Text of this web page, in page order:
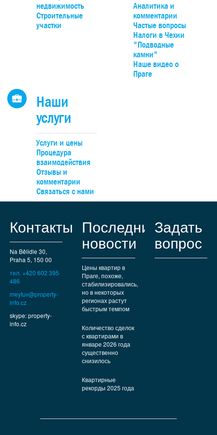
парк Гржебени. До Праги можно добраться на
20 минут по автомагистрали D4, удобно – на поезде
Смиховского или Главного вокзалов.
недвижимость
Строительные
участки
Аналитика и
комментарии
Частые вопросы
Налоги в Чехии
"Подводные
камни"
Наше видео о
Праге
Наши
услуги
Услуги и цены
Процедура
взаимодействия
Отзывы и
комментарии
Связаться с нами
Контакты
Na Bělidle 30,
Praha 5, 150 00
тел. +420 602 395
486
meytuv@property-
info.cz
skype: property-
info.cz
Последние
новости
Цены квартир в
Праге, похоже,
стабилизировались,
но в некоторых
регионах растут
быстрым темпом
Количество сделок
с квартирами в
январе 2026 года
существенно
снизилось
Квартирные
рекорды 2025 года
Задать
вопрос